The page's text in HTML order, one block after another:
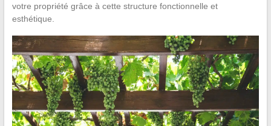
votre propriété grâce à cette structure fonctionnelle et
esthétique.